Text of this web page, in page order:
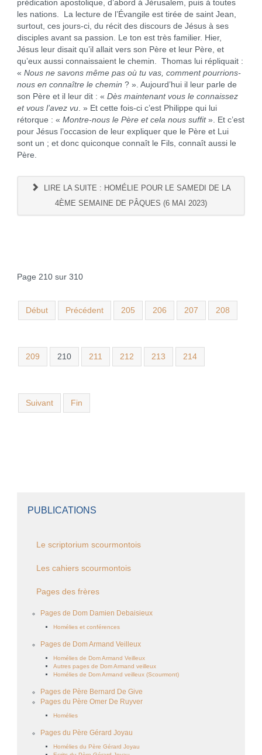
prédication apostolique, d’abord à Jérusalem, puis à toutes
les nations. La lecture de l’Évangile est tirée de saint Jean,
surtout, ces jours-ci, du récit des discours de Jésus à ses
disciples avant sa passion. Le ton est très familier. Hier,
Jésus leur disait qu’il allait vers son Père et leur Père, et
qu’eux aussi connaissaient le chemin. Thomas lui répliquait :
« Nous ne savons même pas où tu vas, comment pourrions-
nous en connaître le chemin ? ». Aujourd’hui il leur parle de
son Père et il leur dit : « Dès maintenant vous le connaissez
et vous l’avez vu. » Et cette fois-ci c’est Philippe qui lui
rétorque : « Montre-nous le Père et cela nous suffit». Et c’est
pour Jésus l’occasion de leur expliquer que le Père et Lui
sont un ; et donc quiconque connaît le Fils, connaît aussi le
Père.
LIRE LA SUITE : HOMÉLIE POUR LE SAMEDI DE LA
4ÈME SEMAINE DE PÂQUES (6 MAI 2023)
Page 210 sur 310
Début Précédent 205 206 207 208
209 210 211 212 213 214
Suivant Fin
PUBLICATIONS
Le scriptorium scourmontois
Les cahiers scourmontois
Pages des frères
Pages de Dom Damien Debaisieux
Homélies et conférences
Pages de Dom Armand Veilleux
Homélies de Dom Armand Veilleux
Autres pages de Dom Armand veilleux
Homélies de Dom Armand veilleux (Scourmont)
Pages de Père Bernard De Give
Pages du Père Omer De Ruyver
Homélies
Pages du Père Gérard Joyau
Homélies du Père Gérard Joyau